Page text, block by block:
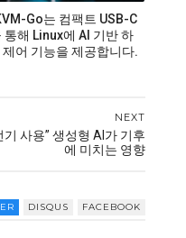
Go는 컴팩트 USB-C
통해 Linux에 AI 기반 하
제어 기능을 제공합니다.
NEXT
사용” 생성형 AI가 기후
에 미치는 영향
DISQUS FACEBOOK